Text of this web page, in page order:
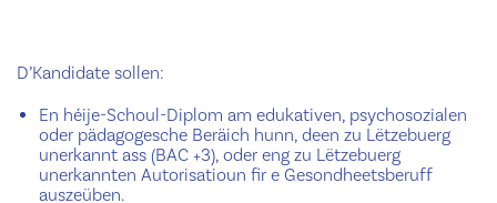
D’Kandidate sollen:
En héije-Schoul-Diplom am edukativen, psychosozialen
oder pädagogesche Beräich hunn, deen zu Lëtzebuerg
unerkannt ass (BAC +3), oder eng zu Lëtzebuerg
unerkannten Autorisatioun fir e Gesondheetsberuff
auszeüben.